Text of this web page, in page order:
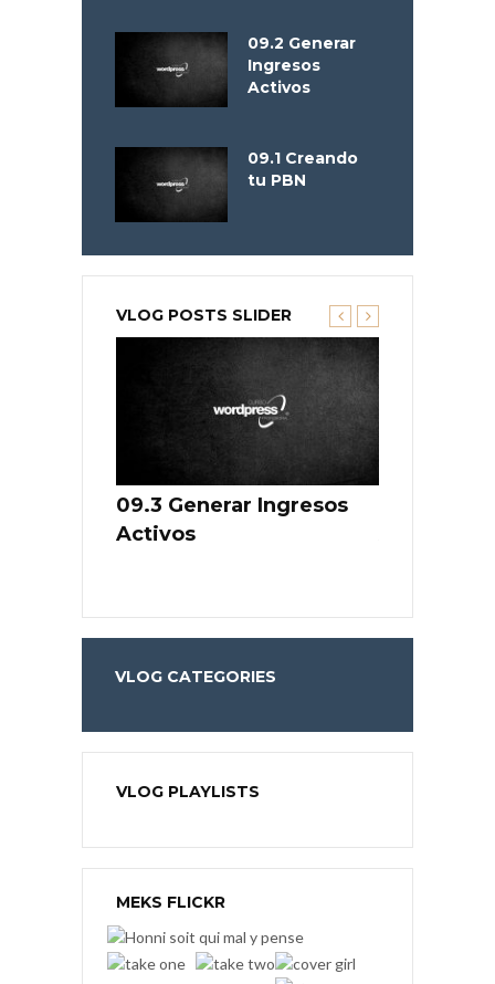
09.2 Generar
Ingresos
Activos
09.1 Creando
tu PBN
VLOG POSTS SLIDER
09.3 Generar Ingresos
Activos
VLOG CATEGORIES
VLOG PLAYLISTS
MEKS FLICKR